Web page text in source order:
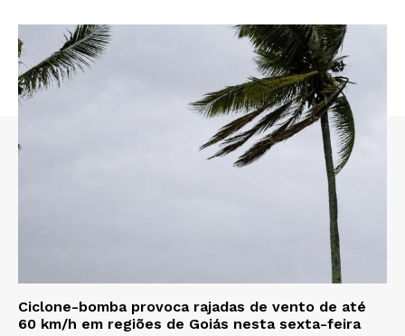
Ciclone-bomba provoca rajadas de vento de até
60 km/h em regiões de Goiás nesta sexta-feira